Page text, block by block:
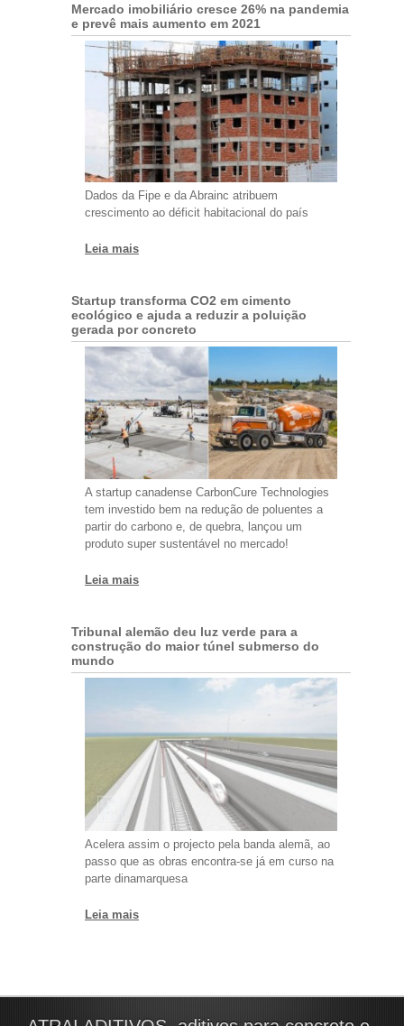
Mercado imobiliário cresce 26% na pandemia
e prevê mais aumento em 2021
Dados da Fipe e da Abrainc atribuem
crescimento ao déficit habitacional do país
Leia mais
Startup transforma CO2 em cimento
ecológico e ajuda a reduzir a poluição
gerada por concreto
A startup canadense CarbonCure Technologies
tem investido bem na redução de poluentes a
partir do carbono e, de quebra, lançou um
produto super sustentável no mercado!
Leia mais
Tribunal alemão deu luz verde para a
construção do maior túnel submerso do
mundo
Acelera assim o projecto pela banda alemã, ao
passo que as obras encontra-se já em curso na
parte dinamarquesa
Leia mais